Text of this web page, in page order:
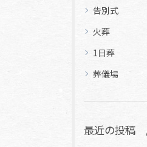
告別式
火葬
1日葬
葬儀場
最近の投稿